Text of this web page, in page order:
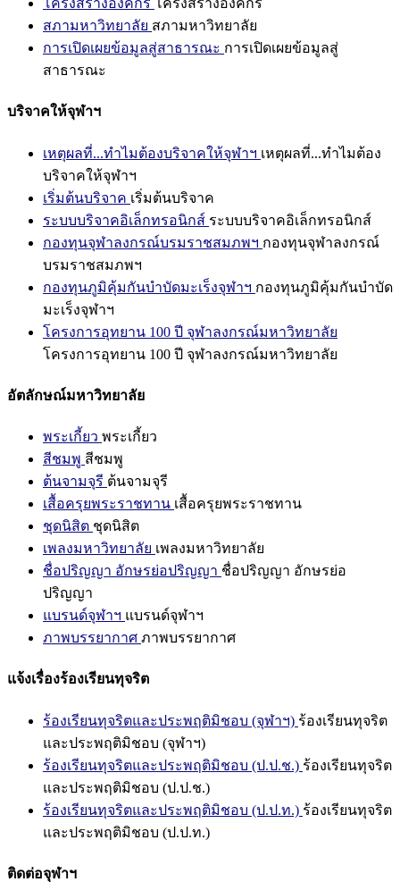
โครงสร้างองค์กร โครงสร้างองค์กร
สภามหาวิทยาลัย สภามหาวิทยาลัย
การเปิดเผยข้อมูลสู่สาธารณะ การเปิดเผยข้อมูลสู่
สาธารณะ
บริจาคให้จุฬาฯ
เหตุผลที่...ทำไมต้องบริจาคให้จุฬาฯ เหตุผลที่...ทำไมต้อง
บริจาคให้จุฬาฯ
เริ่มต้นบริจาค เริ่มต้นบริจาค
ระบบบริจาคอิเล็กทรอนิกส์ ระบบบริจาคอิเล็กทรอนิกส์
กองทุนจุฬาลงกรณ์บรมราชสมภพฯ กองทุนจุฬาลงกรณ์
บรมราชสมภพฯ
กองทุนภูมิคุ้มกันบำบัดมะเร็งจุฬาฯ กองทุนภูมิคุ้มกันบำบัด
มะเร็งจุฬาฯ
โครงการอุทยาน 100 ปี จุฬาลงกรณ์มหาวิทยาลัย
โครงการอุทยาน 100 ปี จุฬาลงกรณ์มหาวิทยาลัย
อัตลักษณ์มหาวิทยาลัย
พระเกี้ยว พระเกี้ยว
สีชมพู สีชมพู
ต้นจามจุรี ต้นจามจุรี
เสื้อครุยพระราชทาน เสื้อครุยพระราชทาน
ชุดนิสิต ชุดนิสิต
เพลงมหาวิทยาลัย เพลงมหาวิทยาลัย
ชื่อปริญญา อักษรย่อปริญญา ชื่อปริญญา อักษรย่อ
ปริญญา
แบรนด์จุฬาฯ แบรนด์จุฬาฯ
ภาพบรรยากาศ ภาพบรรยากาศ
แจ้งเรื่องร้องเรียนทุจริต
ร้องเรียนทุจริตและประพฤติมิชอบ (จุฬาฯ) ร้องเรียนทุจริต
และประพฤติมิชอบ (จุฬาฯ)
ร้องเรียนทุจริตและประพฤติมิชอบ (ป.ป.ช.) ร้องเรียนทุจริต
และประพฤติมิชอบ (ป.ป.ช.)
ร้องเรียนทุจริตและประพฤติมิชอบ (ป.ป.ท.) ร้องเรียนทุจริต
และประพฤติมิชอบ (ป.ป.ท.)
ติดต่อจุฬาฯ